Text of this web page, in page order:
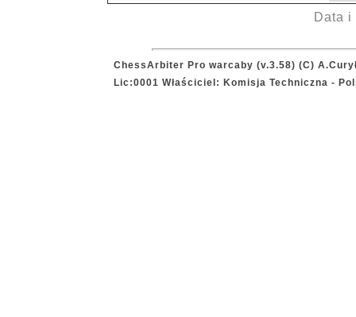
Data
ChessArbiter Pro warcaby (v.3.58) (C)
Lic:0001 Właściciel: Komisja Techniczna -